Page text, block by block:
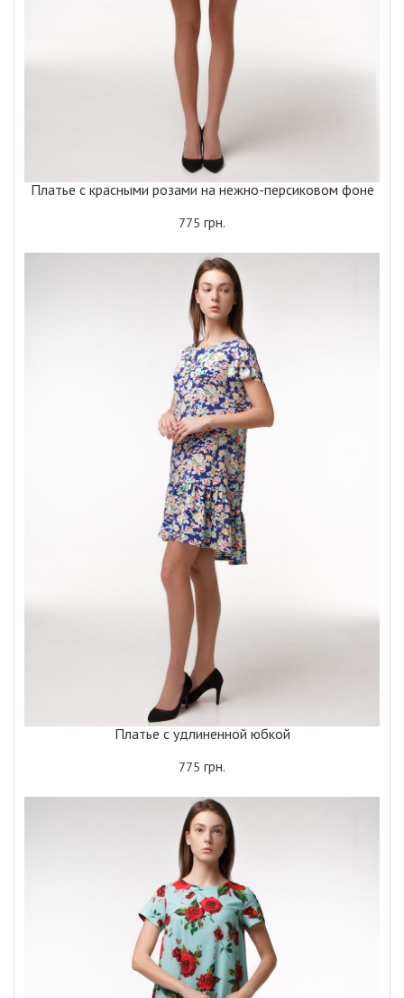
Платье с красными розами на нежно-персиковом фоне
775 грн.
Платье с удлиненной юбкой
775 грн.